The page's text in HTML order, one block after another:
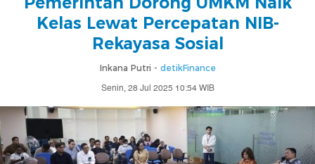
Kelas Lewat Percepatan NIB-
Rekayasa Sosial
Inkana Putri - detikFinance
Senin, 28 Jul 2025 10:54 WIB